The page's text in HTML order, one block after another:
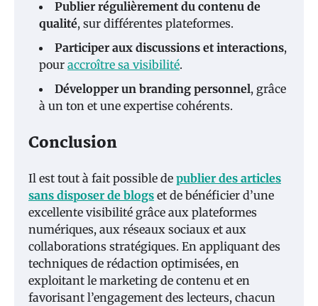
Publier régulièrement du contenu de
qualité, sur différentes plateformes.
Participer aux discussions et interactions,
pour accroître sa visibilité.
Développer un branding personnel, grâce
à un ton et une expertise cohérents.
Conclusion
Il est tout à fait possible de publier des articles
sans disposer de blogs et de bénéficier d’une
excellente visibilité grâce aux plateformes
numériques, aux réseaux sociaux et aux
collaborations stratégiques. En appliquant des
techniques de rédaction optimisées, en
exploitant le marketing de contenu et en
favorisant l’engagement des lecteurs, chacun